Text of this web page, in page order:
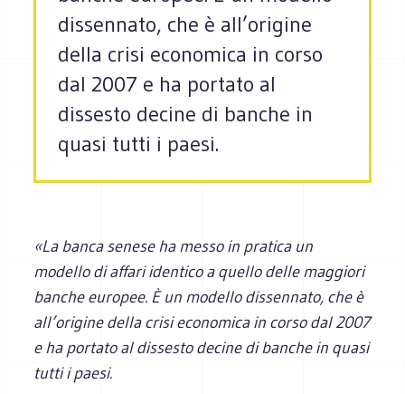
dissennato, che è all’origine
della crisi economica in corso
dal 2007 e ha portato al
dissesto decine di banche in
quasi tutti i paesi.
«La banca senese ha messo in pratica un
modello di affari identico a quello delle maggiori
banche europee. È un modello dissennato, che è
all’origine della crisi economica in corso dal 2007
e ha portato al dissesto decine di banche in quasi
tutti i paesi.